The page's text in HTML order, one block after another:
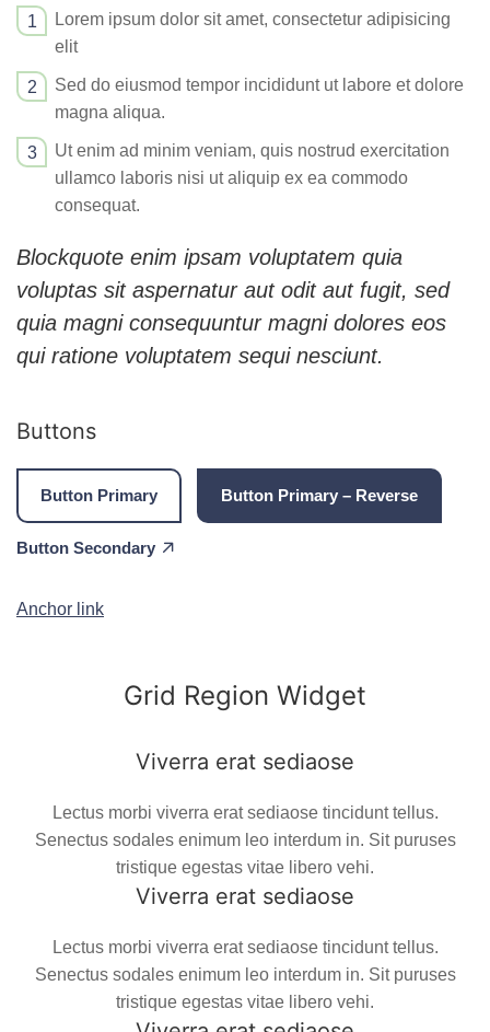
Lorem ipsum dolor sit amet, consectetur adipisicing
elit
Sed do eiusmod tempor incididunt ut labore et dolore
magna aliqua.
Ut enim ad minim veniam, quis nostrud exercitation
ullamco laboris nisi ut aliquip ex ea commodo
consequat.
Blockquote enim ipsam voluptatem quia
voluptas sit aspernatur aut odit aut fugit, sed
quia magni consequuntur magni dolores eos
qui ratione voluptatem sequi nesciunt.
Buttons
Button Primary Button Primary – Reverse
Button Secondary
Anchor link
Grid Region Widget
Viverra erat sediaose
Lectus morbi viverra erat sediaose tincidunt tellus.
Senectus sodales enimum leo interdum in. Sit puruses
tristique egestas vitae libero vehi.
Viverra erat sediaose
Lectus morbi viverra erat sediaose tincidunt tellus.
Senectus sodales enimum leo interdum in. Sit puruses
tristique egestas vitae libero vehi.